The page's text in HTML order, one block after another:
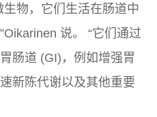
物，它们生活在肠道中
说。 “它们通过
肠道 (GI)，例如增强胃
新陈代谢以及其他重要